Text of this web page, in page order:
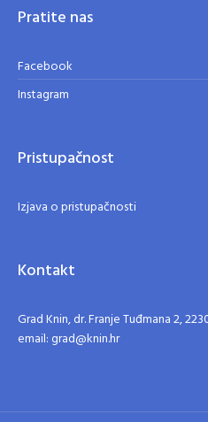
Pratite nas
Facebook
Instagram
Pristupačnost
Izjava o pristupačnosti
Kontakt
Grad Knin, dr. Franje Tuđmana 2,
email: grad@knin.hr